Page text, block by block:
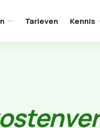
Tarieven Kennis